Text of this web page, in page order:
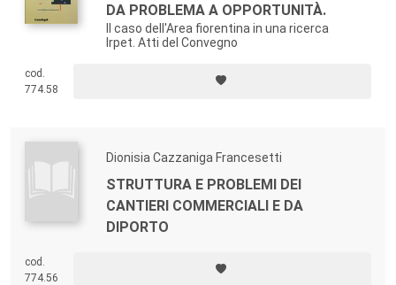
DA PROBLEMA A OPPORTUNITÀ.
Il caso dell'Area fiorentina in una ricerca
Irpet. Atti del Convegno
cod.
774.58
Dionisia Cazzaniga Francesetti
STRUTTURA E PROBLEMI DEI
CANTIERI COMMERCIALI E DA
DIPORTO
cod.
774.56